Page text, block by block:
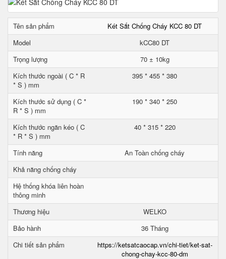
Tên sản phẩm
Két Sắt Chống Cháy KCC 80 DT
Model
kCC80 DT
Trọng lượng
70 ± 10kg
Kích thước ngoài ( C * R
* S ) mm
395 * 455 * 380
Kích thước sử dụng ( C *
R * S ) mm
190 * 340 * 250
Kích thước ngăn kéo ( C
* R * S ) mm
40 * 315 * 220
Tính năng
An Toàn chống cháy
Khả năng chống cháy
Hệ thống khóa liên hoàn
thông minh
Thương hiệu
WELKO
Bảo hành
36 Tháng
Chi tiết sản phẩm
https://ketsatcaocap.vn/chi-tiet/ket-sat-
chong-chay-kcc-80-dm